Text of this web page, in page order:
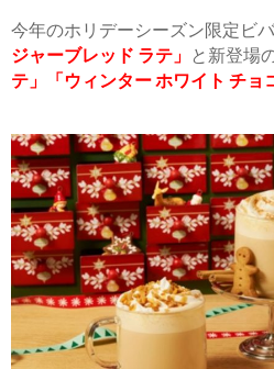
今年のホリデーシーズン限定ビ
ジャーブレッド ラテ」 と新登場
テ」「ウィンター ホワイト チョ